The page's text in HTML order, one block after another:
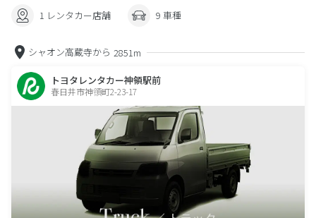
1 レンタカー店舗 9 車種
シャオン高蔵寺から 2851m
トヨタレンタカー神領駅前
春日井市神領町2-23-17